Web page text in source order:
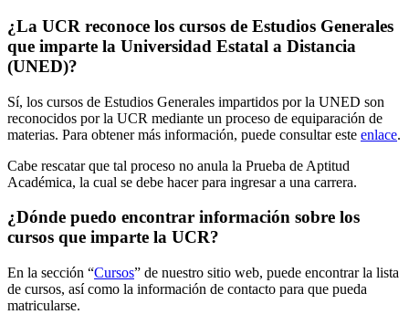
¿La UCR reconoce los cursos de Estudios Generales
que imparte la Universidad Estatal a Distancia
(UNED)?
Sí, los cursos de Estudios Generales impartidos por la UNED son
reconocidos por la UCR mediante un proceso de equiparación de
materias. Para obtener más información, puede consultar este enlace.
Cabe rescatar que tal proceso no anula la Prueba de Aptitud
Académica, la cual se debe hacer para ingresar a una carrera.
¿Dónde puedo encontrar información sobre los
cursos que imparte la UCR?
En la sección “Cursos” de nuestro sitio web, puede encontrar la lista
de cursos, así como la información de contacto para que pueda
matricularse.